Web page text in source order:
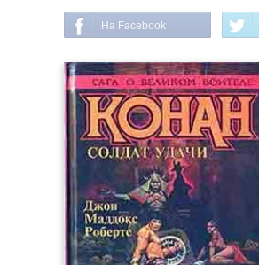
На Facebook